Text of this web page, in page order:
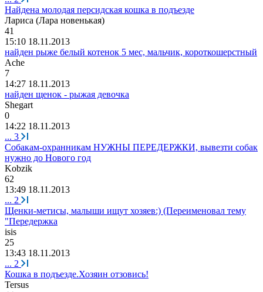
Найдена молодая персидская кошка в подъезде
Лариса (Лара новенькая)
41
15:10 18.11.2013
найден рыже белый котенок 5 мес, мальчик, короткошерстный
Ache
7
14:27 18.11.2013
найден щенок - рыжая девочка
Shegart
0
14:22 18.11.2013
... 3
Собакам-охранникам НУЖНЫ ПЕРЕДЕРЖКИ, вывезти собак
нужно до Нового год
Kobzik
62
13:49 18.11.2013
... 2
Щенки-метисы, малыши ищут хозяев:) (Переименовал тему
"Передержка
isis
25
13:43 18.11.2013
... 2
Кошка в подъезде.Хозяин отзовись!
Tersus